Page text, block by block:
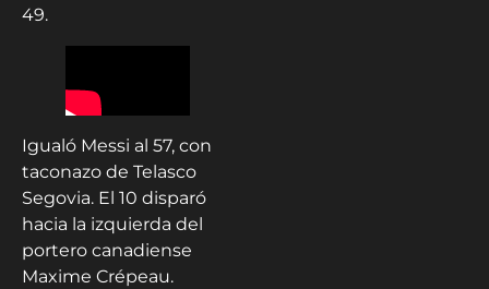
49.
Igualó Messi al 57, con
taconazo de Telasco
Segovia. El 10 disparó
hacia la izquierda del
portero canadiense
Maxime Crépeau.